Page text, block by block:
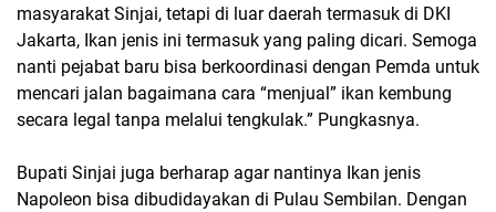
masyarakat Sinjai, tetapi di luar daerah termasuk di DKI
Jakarta, Ikan jenis ini termasuk yang paling dicari. Semoga
nanti pejabat baru bisa berkoordinasi dengan Pemda untuk
mencari jalan bagaimana cara “menjual” ikan kembung
secara legal tanpa melalui tengkulak.” Pungkasnya.
Bupati Sinjai juga berharap agar nantinya Ikan jenis
Napoleon bisa dibudidayakan di Pulau Sembilan. Dengan